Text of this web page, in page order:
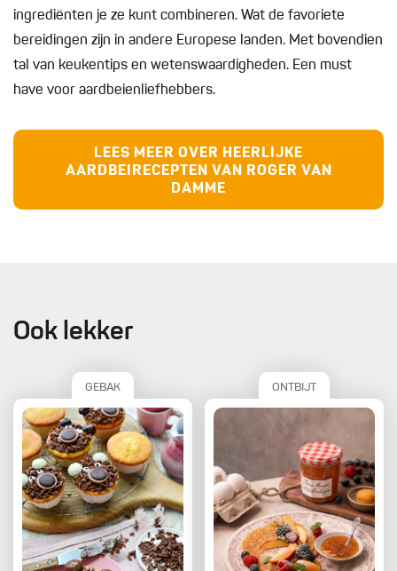
ingrediënten je ze kunt combineren. Wat de favoriete
bereidingen zijn in andere Europese landen. Met bovendien
tal van keukentips en wetenswaardigheden. Een must
have voor aardbeienliefhebbers.
LEES MEER OVER HEERLIJKE
AARDBEIRECEPTEN VAN ROGER VAN
DAMME
Ook lekker
GEBAK ONTBIJT